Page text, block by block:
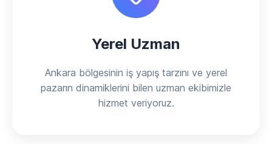
Yerel Uzman
Ankara bölgesinin iş yapış tarzını ve yerel
pazarın dinamiklerini bilen uzman ekibimizle
hizmet veriyoruz.